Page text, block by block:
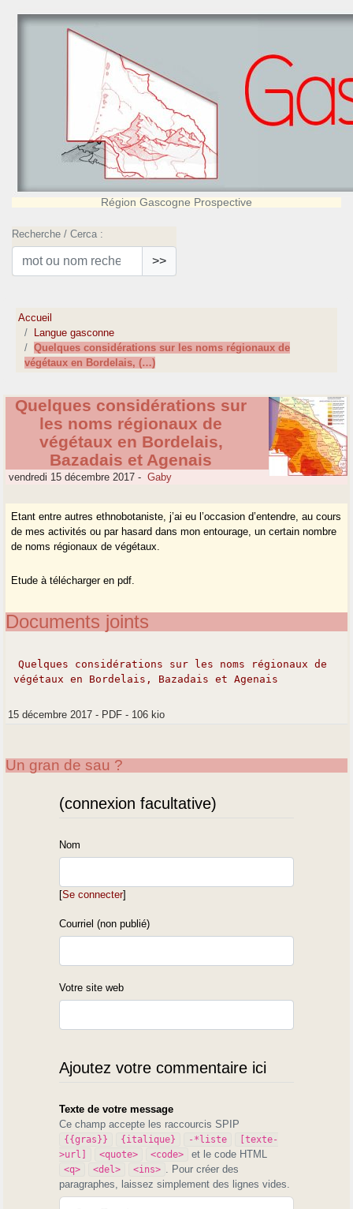
Région Gascogne Prospective
Recherche / Cerca :
>>
Accueil
Langue gasconne
Quelques considérations sur les noms régionaux de
végétaux en Bordelais, (…)
Quelques considérations sur
les noms régionaux de
végétaux en Bordelais,
Bazadais et Agenais
vendredi 15 décembre 2017 - Gaby
Etant entre autres ethnobotaniste, j’ai eu l’occasion d’entendre, au cours
de mes activités ou par hasard dans mon entourage, un certain nombre
de noms régionaux de végétaux.
Etude à télécharger en pdf.
Documents joints
Quelques considérations sur les noms régionaux de
végétaux en Bordelais, Bazadais et Agenais
15 décembre 2017 - PDF - 106 kio
Un gran de sau ?
(connexion facultative)
Nom
[Se connecter]
Courriel (non publié)
Votre site web
Ajoutez votre commentaire ici
Texte de votre message
Ce champ accepte les raccourcis SPIP
{{gras}} {italique} -*liste
[texte-
>url]
<quote> <code> et le code HTML
<q> <del> <ins> . Pour créer des
paragraphes, laissez simplement des lignes vides.